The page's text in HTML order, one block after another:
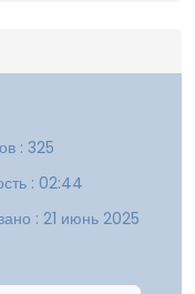
: 325
: 02:44
: 21 июнь 2025